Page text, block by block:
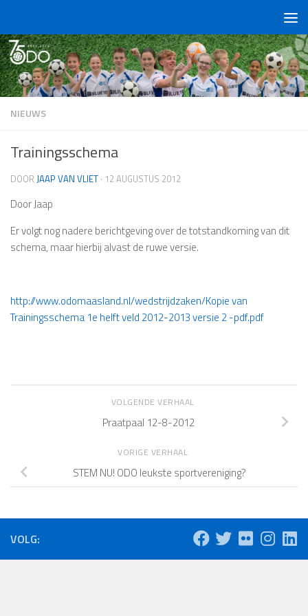
NIEUWS
Trainingsschema
DOOR JAAP VAN VLIET · 12 AUGUSTUS 2012
Door Jaap
Er volgt nog nadere berichtgeving over de totstandkoming van dit
schema, maar hierbij alvast de ruwe versie.
http://www.odomaasland.nl/wedstrijdzaken/Kopie van
Trainingsschema 1e helft veld 2012-2013 versie 2 -pdf.pdf
VOLGENDE VERHAAL
Praatpaal 12-8-2012
VORIGE VERHAAL
STEM NU! ODO leukste sportvereniging?
VOLG: